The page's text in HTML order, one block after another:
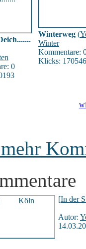
0
Winterweg (
Winter
Kommentare:
Klicks: 170546
[In der
Autor: